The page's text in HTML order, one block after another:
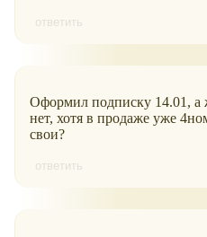
ответить
Оформил подписку 14.01, а
нет, хотя в продаже уже
свои?
ответить